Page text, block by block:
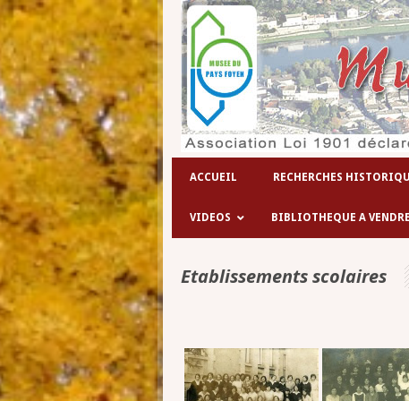
ACCUEIL RECHERCHES
VIDEOS BIBLIOTHEQUE A VENDRE
Etablissements scolaires